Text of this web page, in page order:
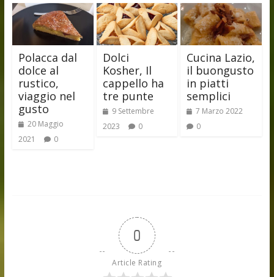
Polacca dal
dolce al
rustico,
viaggio nel
gusto
20 Maggio
2021
0
Dolci
Kosher, Il
cappello ha
tre punte
9 Settembre
2023
0
Cucina Lazio,
il buongusto
in piatti
semplici
7 Marzo 2022
0
0
Article Rating